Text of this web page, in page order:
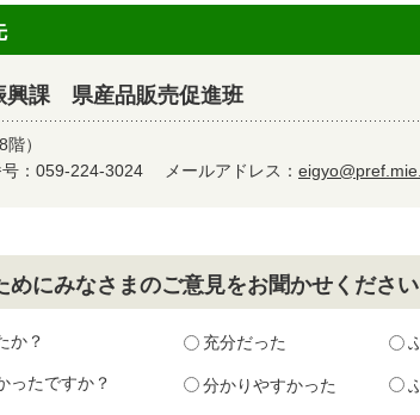
課 県産品販売促進班
）
号：059-224-3024 メールアドレス：
めにみなさまのご意見をお聞かせください
か？ 充分だった
ったですか？ 分かりやすかった